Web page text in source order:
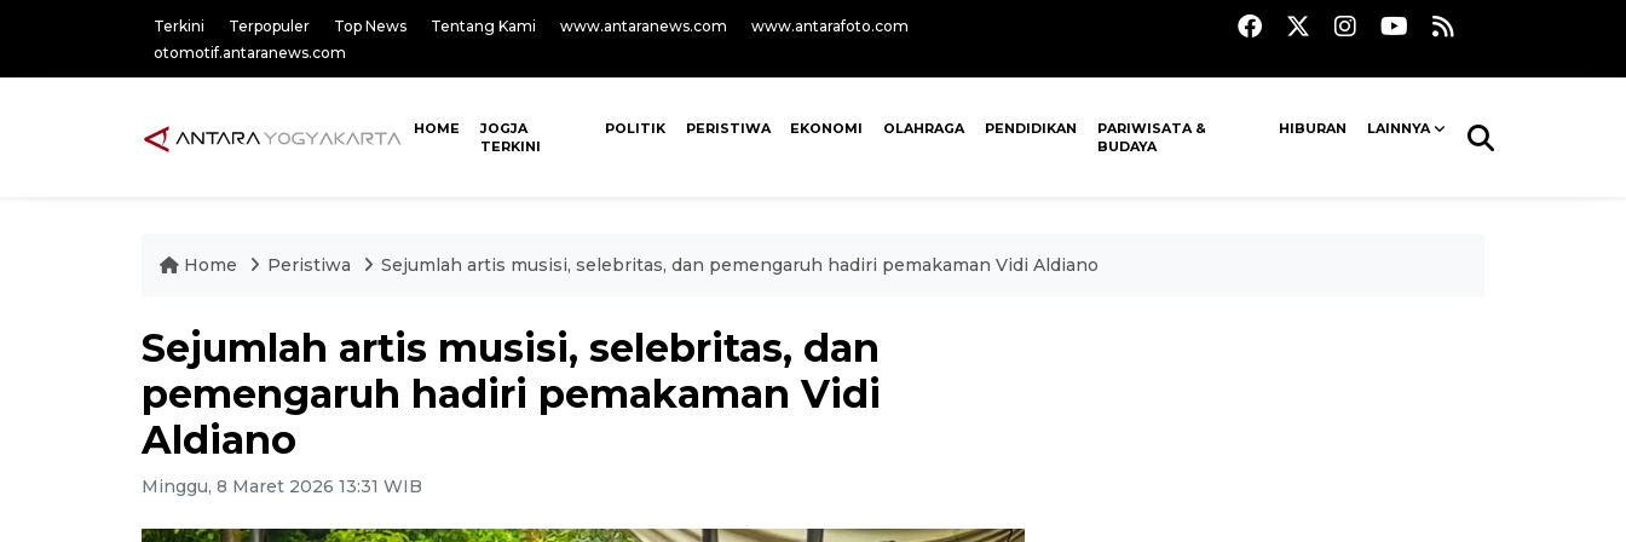
Terkini Terpopuler Top News Tentang Kami www.antaranews.com
www.antarafoto.com
otomotif.antaranews.com
HOME
JOGJA
TERKINI
POLITIK PERISTIWA EKONOMI OLAHRAGA PENDIDIKAN
PARIWISATA &
BUDAYA
HIBURAN LAINNYA
Home Peristiwa Sejumlah artis musisi, selebritas, dan pemengaruh hadiri pemakaman Vidi Aldiano
Sejumlah artis musisi, selebritas, dan
pemengaruh hadiri pemakaman Vidi
Aldiano
Minggu, 8 Maret 2026 13:31 WIB